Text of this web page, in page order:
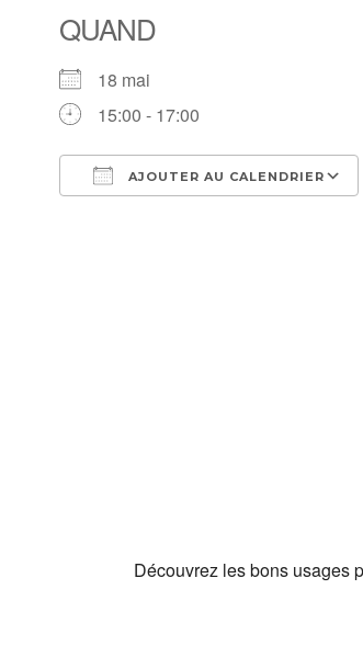
QUAND
18 mai
15:00 - 17:00
AJOUTER AU CALENDRIER
Découvrez les bons usages